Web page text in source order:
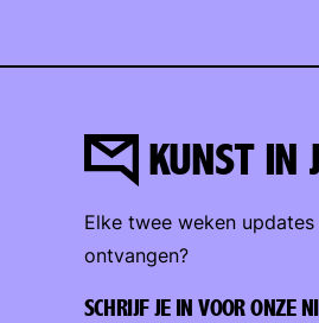
KUNST IN
Elke twee weken
ontvangen?
SCHRIJF JE IN VOOR ONZE